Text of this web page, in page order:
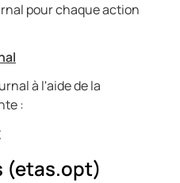
pour chaque action
à l'aide de la
:
(etas.opt)